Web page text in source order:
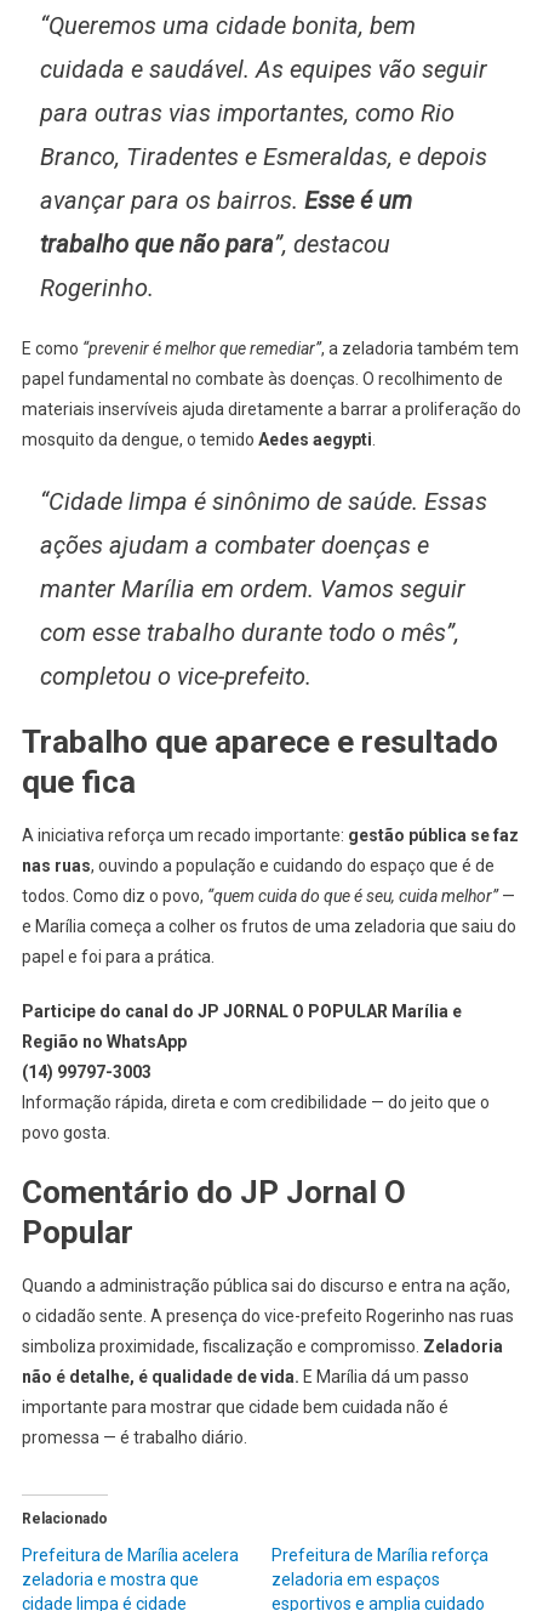
“Queremos uma cidade bonita, bem
cuidada e saudável. As equipes vão seguir
para outras vias importantes, como Rio
Branco, Tiradentes e Esmeraldas, e depois
avançar para os bairros. Esse é um
trabalho que não para”, destacou
Rogerinho.
E como “prevenir é melhor que remediar”, a zeladoria também tem
papel fundamental no combate às doenças. O recolhimento de
materiais inservíveis ajuda diretamente a barrar a proliferação do
mosquito da dengue, o temido Aedes aegypti
“Cidade limpa é sinônimo de saúde. Essas
ações ajudam a combater doenças e
manter Marília em ordem. Vamos seguir
com esse trabalho durante todo o mês”,
completou o vice-prefeito.
Trabalho que aparece e resultado
que fica
A iniciativa reforça um recado importante: gestão pública se faz
nas ruas, ouvindo a população e cuidando do espaço que é de
todos. Como diz o povo, “quem cuida do que é seu, cuida melhor”—
e Marília começa a colher os frutos de uma zeladoria que saiu do
papel e foi para a prática.
Participe do canal do JP JORNAL O POPULAR Marília e
Região no WhatsApp
(14) 99797-3003
Informação rápida, direta e com credibilidade — do jeito que o
povo gosta.
Comentário do JP Jornal O
Popular
Quando a administração pública sai do discurso e entra na ação,
o cidadão sente. A presença do vice-prefeito Rogerinho nas ruas
simboliza proximidade, fiscalização e compromisso. Zeladoria
não é detalhe, é qualidade de vida. E Marília dá um passo
importante para mostrar que cidade bem cuidada não é
promessa — é trabalho diário.
Relacionado
Prefeitura de Marília acelera
zeladoria e mostra que
cidade limpa é cidade
Prefeitura de Marília reforça
zeladoria em espaços
esportivos e amplia cuidado